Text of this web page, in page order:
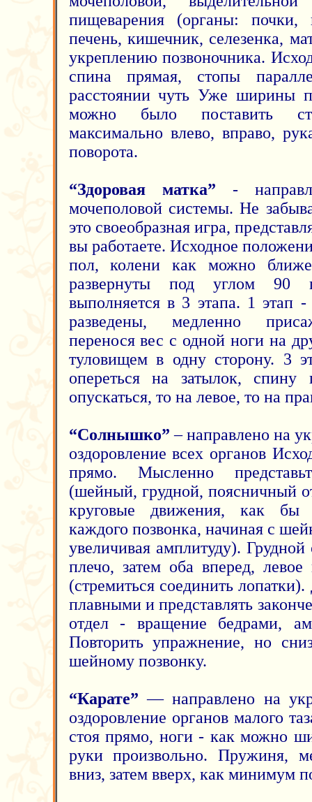
пищеварения (органы: почки,
печень, кишечник, селезенка,
укреплению позвоночника.
спина прямая, стопы
расстоянии чуть Уже ширины
можно было поставить
максимально влево, вправо,
поворота.
“Здоровая матка” -
мочеполовой системы. Не
это своеобразная игра,
вы работаете. Исходное
пол, колени как можно
развернуты под углом 90
выполняется в 3 этапа. 1 этап
разведены, медленно
перенося вес с одной ноги на
туловищем в одну сторону. 3
опереться на затылок, спину
опускаться, то на левое, то на
“Солнышко” – направлено на
оздоровление всех органов
прямо. Мысленно
(шейный, грудной, поясничный
круговые движения, как бы
каждого позвонка, начиная с
увеличивая амплитуду). Грудной
плечо, затем оба вперед, левое
(стремиться соединить
плавными и представлять
отдел - вращение бедрами,
Повторить упражнение, но
шейному позвонку.
“Карате” — направлено на
оздоровление органов малого
стоя прямо, ноги - как можно
руки произвольно. Пружиня,
вниз, затем вверх, как минимум